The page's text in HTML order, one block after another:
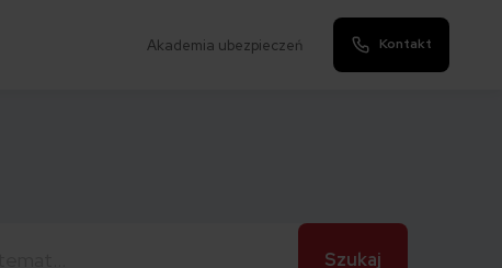
Akademia ubezpieczeń Kontakt